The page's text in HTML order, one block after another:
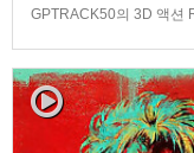
GPTRACK50의 3D 액션